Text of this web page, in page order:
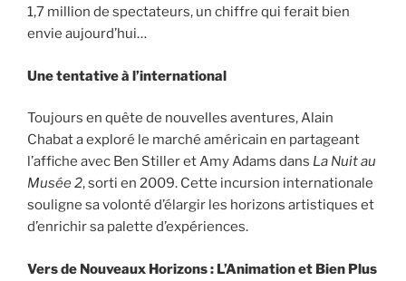
1,7 million de spectateurs, un chiffre qui ferait bien
envie aujourd’hui…
Une tentative à l’international
Toujours en quête de nouvelles aventures, Alain
Chabat a exploré le marché américain en partageant
l’affiche avec Ben Stiller et Amy Adams dans La Nuit au
Musée 2, sorti en 2009. Cette incursion internationale
souligne sa volonté d’élargir les horizons artistiques et
d’enrichir sa palette d’expériences.
Vers de Nouveaux Horizons : L’Animation et Bien Plus